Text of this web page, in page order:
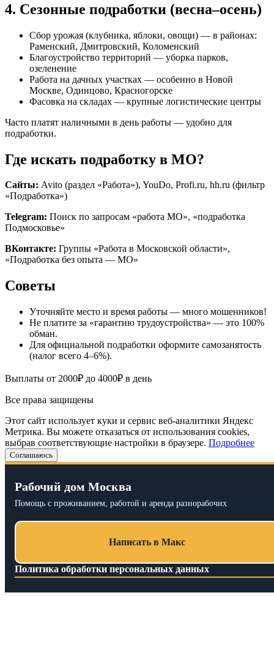
4. Сезонные подработки (весна–осень)
Сбор урожая (клубника, яблоки, овощи) — в районах:
Раменский, Дмитровский, Коломенский
Благоустройство территорий — уборка парков,
озеленение
Работа на дачных участках — особенно в Новой
Москве, Одинцово, Красногорске
Фасовка на складах — крупные логистические центры
Часто платят наличными в день работы — удобно для
подработки.
Где искать подработку в МО?
Сайты: Avito (раздел «Работа»), YouDo, Profi.ru, hh.ru (фильтр
«Подработка»)
Telegram: Поиск по запросам «работа МО», «подработка
Подмосковье»
ВКонтакте: Группы «Работа в Московской области»,
«Подработка без опыта — МО»
Советы
Уточняйте место и время работы — много мошенников!
Не платите за «гарантию трудоустройства» — это 100%
обман.
Для официальной подработки оформите самозанятость
(налог всего 4–6%).
Выплаты от 2000₽ до 4000₽ в день
Все права защищены
Этот сайт использует куки и сервис веб-аналитики Яндекс
Метрика. Вы можете отказаться от использования cookies,
выбрав соответствующие настройки в браузере. Подробнее
Соглашаюсь
Рабочий дом Москва
Помощь с проживанием, работой и аренда разнорабочих
Написать в Макс
Политика обработки персональных данных